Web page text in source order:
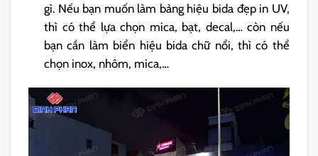
gì. Nếu bạn muốn làm bảng hiệu bida đẹp in UV,
thì có thể lựa chọn mica, bạt, decal,… còn nếu
bạn cần làm biển hiệu bida chữ nổi, thì có thể
chọn inox, nhôm, mica,…